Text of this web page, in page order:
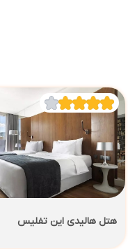
هتل هالیدی این تفلیس